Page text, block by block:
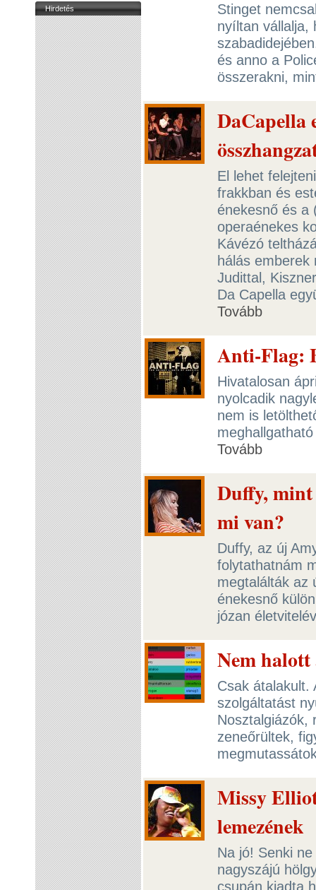
Hirdetés
Stinget
nyíltan vállalja,
és anno a
összerakni,
DaCapella
El lehet
frakkban és
énekesnő és a
operaénekes
Kávézó
hálás emberek
Judittal,
Da Capella
Tovább
Anti-Flag:
Hivatalosan
nyolcadik
nem is
Tovább
Duffy,
mi van?
Duffy, az új
folytathatnám
megtalálták az
énekesnő
józan
Nem halott
Csak átalakult.
szolgáltatást
Nosztalgiázók,
zeneőrültek,
Missy
lemezének
Na jó! Senki
nagyszájú
csupán kiadta